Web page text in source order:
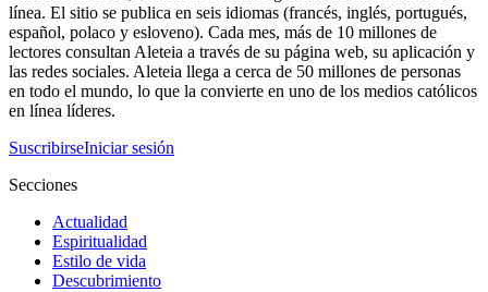
línea. El sitio se publica en seis idiomas (francés, inglés, portugués,
español, polaco y esloveno). Cada mes, más de 10 millones de
lectores consultan Aleteia a través de su página web, su aplicación y
las redes sociales. Aleteia llega a cerca de 50 millones de personas
en todo el mundo, lo que la convierte en uno de los medios católicos
en línea líderes.
SuscribirseIniciar sesión
Secciones
Actualidad
Espiritualidad
Estilo de vida
Descubrimiento